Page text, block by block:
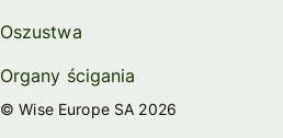
Oszustwa
Organy ścigania
© Wise Europe SA 2026